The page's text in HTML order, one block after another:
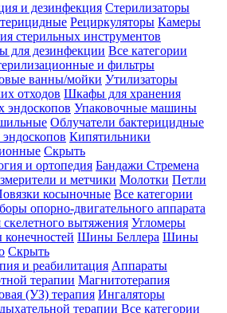
и дезинфекция Стерилизаторы
Рециркуляторы Камеры
стерильных инструментов
для дезинфекции Все категории
и фильтры
ванны/мойки Утилизаторы
отходов Шкафы для хранения
эндоскопов Упаковочные машины
Облучатели бактерицидные
Кипятильники
Скрыть
и ортопедия Бандажи Стремена
и метчики Молотки Петли
косыночные Все категории
опорно-двигательного аппарата
вытяжения Угломеры
Шины Беллера Шины
Скрыть
и реабилитация Аппараты
терапии Магнитотерапия
(УЗ) терапия Ингаляторы
терапии Все категории